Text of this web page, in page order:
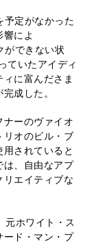
定がなかった
によ
ができない状
ていたアイディ
に富んださま
成した。
ーのヴァイオ
リオのビル・ブ
されていると
、自由なアプ
エイティブな
元ホワイト・ス
ード・マン・プ